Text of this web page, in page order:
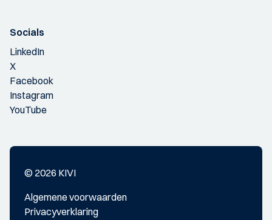
Socials
LinkedIn
X
Facebook
Instagram
YouTube
© 2026 KIVI
Algemene voorwaarden
Privacyverklaring